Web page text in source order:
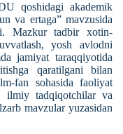
qoshidagi akademik
va ertaga”mavzusida
Mazkur tadbir xotin-
yosh avlodni
jamiyat taraqqiyotida
qaratilgani bilan
fan sohasida faoliyat
ilmiy tadqiqotchilar va
mavzular yuzasidan